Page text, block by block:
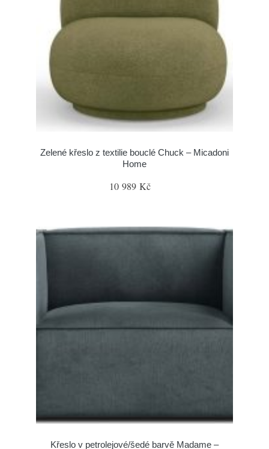
Zelené křeslo z textilie bouclé Chuck – Micadoni
Home
10 989 Kč
Křeslo v petrolejové/šedé barvě Madame –